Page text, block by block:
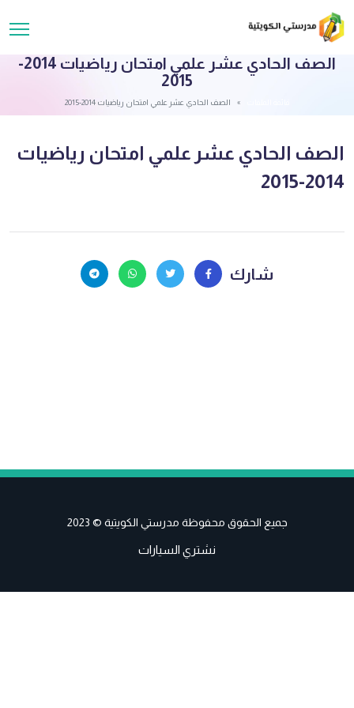
الصف الحادي عشر علمي امتحان رياضيات 2014-
2015
الصف الحادي عشر علمي امتحان رياضيات 2014-2015
الصف الحادي عشر علمي امتحان رياضيات
2014-2015
شارك
جميع الحقوق محفوظة مدرستي الكويتية © 2023
نشتري السيارات